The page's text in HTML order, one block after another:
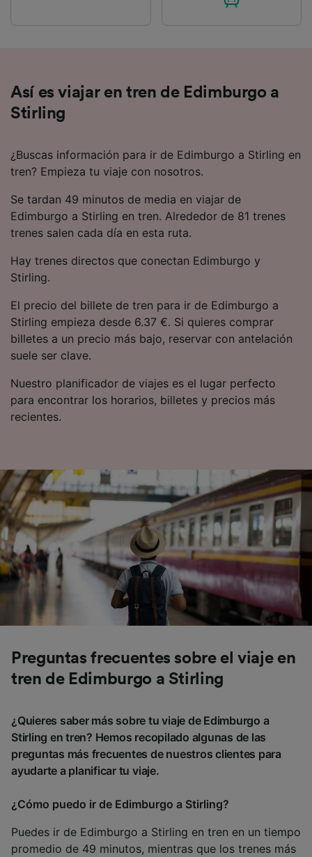
Así es viajar en tren de Edimburgo a
Stirling
¿Buscas información para ir de Edimburgo a Stirling en
tren? Empieza tu viaje con nosotros.
Se tardan 49 minutos de media en viajar de
Edimburgo a Stirling en tren. Alrededor de 81 trenes
trenes salen cada día en esta ruta.
Hay trenes directos que conectan Edimburgo y
Stirling.
El precio del billete de tren para ir de Edimburgo a
Stirling empieza desde 6.37 €. Si quieres comprar
billetes a un precio más bajo, reservar con antelación
suele ser clave.
Nuestro planificador de viajes es el lugar perfecto
para encontrar los horarios, billetes y precios más
recientes.
Preguntas frecuentes sobre el viaje en
tren de Edimburgo a Stirling
¿Quieres saber más sobre tu viaje de Edimburgo a
Stirling en tren? Hemos recopilado algunas de las
preguntas más frecuentes de nuestros clientes para
ayudarte a planificar tu viaje.
¿Cómo puedo ir de Edimburgo a Stirling?
Puedes ir de Edimburgo a Stirling en tren en un tiempo
promedio de 49 minutos, mientras que los trenes más